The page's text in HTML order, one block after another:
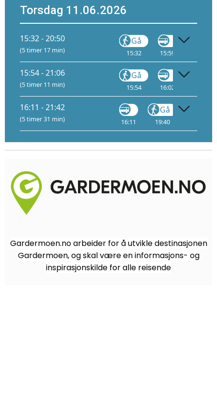
Torsdag 11.06.2026
15:32 - 20:50
(5 timer 17 min)
Gå
15:32 15:59
15:54 - 21:06
(5 timer 11 min)
Gå
15:54 16:02
16:11 - 21:42
(5 timer 31 min) 16:11
Gå
19:40
Gardermoen.no arbeider for å utvikle destinasjonen
Gardermoen, og skal være en informasjons- og
inspirasjonskilde for alle reisende